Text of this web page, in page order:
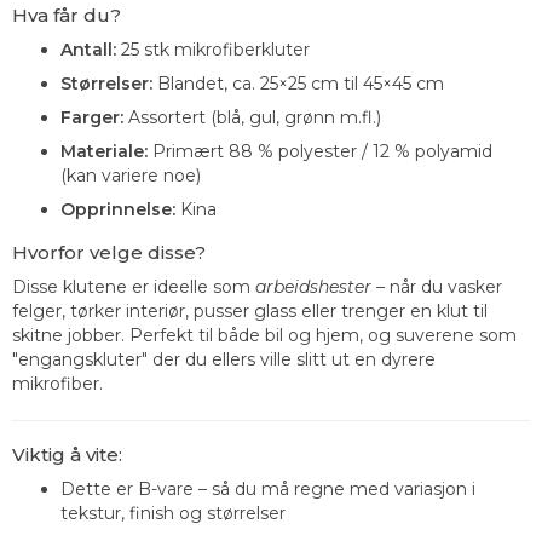
Hva får du?
Antall: 25 stk mikrofiberkluter
Størrelser: Blandet, ca. 25×25 cm til 45×45 cm
Farger: Assortert (blå, gul, grønn m.fl.)
Materiale: Primært 88 % polyester / 12 % polyamid
(kan variere noe)
Opprinnelse: Kina
Hvorfor velge disse?
Disse klutene er ideelle som arbeidshester – når du vasker
felger, tørker interiør, pusser glass eller trenger en klut til
skitne jobber. Perfekt til både bil og hjem, og suverene som
"engangskluter" der du ellers ville slitt ut en dyrere
mikrofiber.
Viktig å vite:
Dette er B-vare – så du må regne med variasjon i
tekstur, finish og størrelser